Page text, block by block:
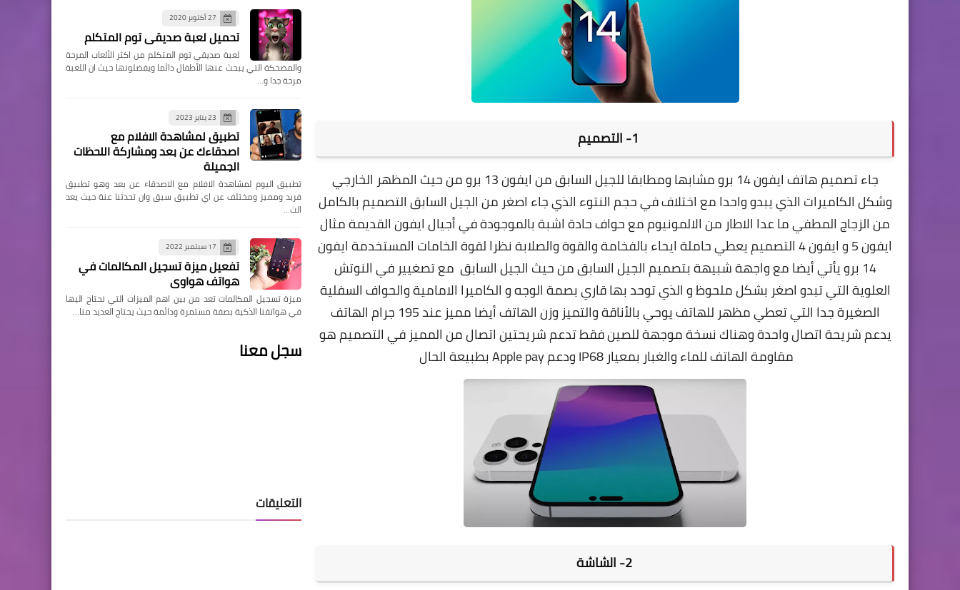
1- التصميم
جاء تصميم هاتف ايفون 14 برو مشابها ومطابقا للجيل السابق من ايفون 13 برو من حيث المظهر الخارجي
وشكل الكاميرات الذي يبدو واحدا مع اختلاف في حجم النتوء الذي جاء اصغر من الجيل السابق التصميم بالكامل
من الزجاج المطفي ما عدا الاطار من الالمونيوم مع حواف حادة اشبة بالموجودة في أجيال ايفون القديمة مثال
ايفون 5 و ايفون 4 التصميم يعطي حاملة ايحاء بالفخامة والقوة والصلابة نظرا لقوة الخامات المستخدمة ايفون
14 برو يأتي أيضا مع واجهة شبيهة بتصميم الجيل السابق من حيث الجيل السابق مع تصغيير في النوتش
العلوية التي تبدو اصغر بشكل ملحوظ و الذي توحد بها قاري بصمة الوجه و الكاميرا الامامية والحواف السفلية
الصغيرة جدا التي تعطي مظهر للهاتف يوحي بالأناقة والتميز وزن الهاتف أيضا مميز عند 195 جرام الهاتف
يدعم شريحة اتصال واحدة وهناك نسخة موجهة للصين فقط تدعم شريحتين اتصال من المميز في التصميم هو
مقاومة الهاتف للماء والغبار بمعيار IP68 ودعم Apple pay بطبيعة الحال
2- الشاشة
27 أكتوبر 2020
تحميل لعبة صديقي توم المتكلم
لعبة صديقي توم المتكلم من اكثر الألعاب المرحة
والمضحكة التي يبحث عنها الأطفال دائما ويفضلونها حيث ان اللعبة
مرحة جدا و…
23 يناير 2023
تطبيق لمشاهدة الافلام مع
اصدقاءك عن بعد ومشاركة اللحظات
الجميلة
تطبيق اليوم لمشاهدة الافلام مع الاصدقاء عن بعد وهو تطبيق
فريد ومميز ومختلف عن اي تطبيق سبق وان تحدثنا عنة حيث يعد
الت…
17 سبتمبر 2022
تفعيل ميزة تسجيل المكالمات في
هواتف هواوي
ميزة تسجيل المكالمات تعد من بين اهم الميزات التي نحتاج اليها
في هواتفنا الذكية بصفة مستمرة ودائمة حيث يحتاج العديد منا…
سجل معنا
التعليقات